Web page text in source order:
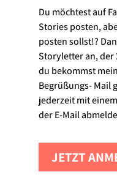
Du möchtest auf
Stories posten,
posten sollst!?
Storyletter an, der
du bekommst
Begrüßungs- Mail
jederzeit mit
der E-Mail
JETZT